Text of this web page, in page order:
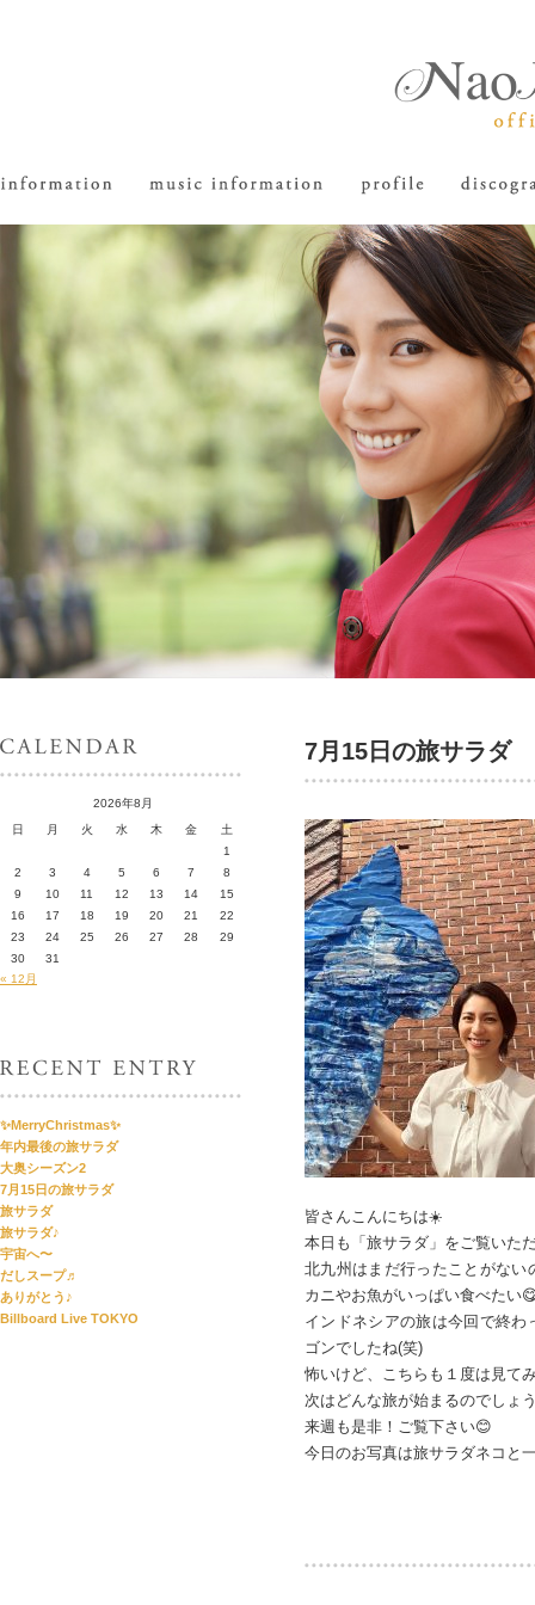
2026年8月
日
月 火 水 木 金
土
1
2
3 4 5 6 7
8
9
10 11 12 13 14
15
16
17 18 19 20 21
22
23
24 25 26 27 28
29
30
31
« 12月
✨MerryChristmas✨
年内最後の旅サラダ
大奥シーズン2
7月15日の旅サラダ
旅サラダ
旅サラダ♪
宇宙へ〜
だしスープ♬
ありがとう♪
Billboard Live TOKYO
7月15日の旅サラダ
皆さんこんにちは☀️
本日も「旅サラダ」をご覧いた
北九州はまだ行ったことがな
カニやお魚がいっぱい食べたい
インドネシアの旅は今回で終
ゴンでしたね(笑)
怖いけど、こちらも１度は見て
次はどんな旅が始まるのでしょ
来週も是非！ご覧下さい😊
今日のお写真は旅サラダネコと